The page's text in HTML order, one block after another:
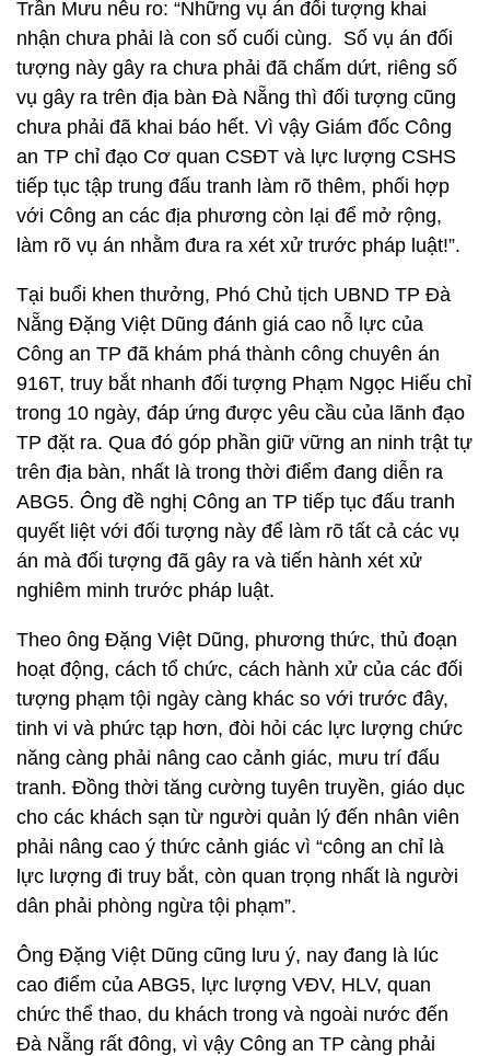
Trần Mưu nêu ro: “Những vụ án đối tượng khai
nhận chưa phải là con số cuối cùng. Số vụ án đối
tượng này gây ra chưa phải đã chấm dứt, riêng số
vụ gây ra trên địa bàn Đà Nẵng thì đối tượng cũng
chưa phải đã khai báo hết. Vì vậy Giám đốc Công
an TP chỉ đạo Cơ quan CSĐT và lực lượng CSHS
tiếp tục tập trung đấu tranh làm rõ thêm, phối hợp
với Công an các địa phương còn lại để mở rộng,
làm rõ vụ án nhằm đưa ra xét xử trước pháp luật!”.
Tại buổi khen thưởng, Phó Chủ tịch UBND TP Đà
Nẵng Đặng Việt Dũng đánh giá cao nỗ lực của
Công an TP đã khám phá thành công chuyên án
916T, truy bắt nhanh đối tượng Phạm Ngọc Hiếu chỉ
trong 10 ngày, đáp ứng được yêu cầu của lãnh đạo
TP đặt ra. Qua đó góp phần giữ vững an ninh trật tự
trên địa bàn, nhất là trong thời điểm đang diễn ra
ABG5. Ông đề nghị Công an TP tiếp tục đấu tranh
quyết liệt với đối tượng này để làm rõ tất cả các vụ
án mà đối tượng đã gây ra và tiến hành xét xử
nghiêm minh trước pháp luật.
Theo ông Đặng Việt Dũng, phương thức, thủ đoạn
hoạt động, cách tổ chức, cách hành xử của các đối
tượng phạm tội ngày càng khác so với trước đây,
tinh vi và phức tạp hơn, đòi hỏi các lực lượng chức
năng càng phải nâng cao cảnh giác, mưu trí đấu
tranh. Đồng thời tăng cường tuyên truyền, giáo dục
cho các khách sạn từ người quản lý đến nhân viên
phải nâng cao ý thức cảnh giác vì “công an chỉ là
lực lượng đi truy bắt, còn quan trọng nhất là người
dân phải phòng ngừa tội phạm”.
Ông Đặng Việt Dũng cũng lưu ý, nay đang là lúc
cao điểm của ABG5, lực lượng VĐV, HLV, quan
chức thể thao, du khách trong và ngoài nước đến
Đà Nẵng rất đông, vì vậy Công an TP càng phải